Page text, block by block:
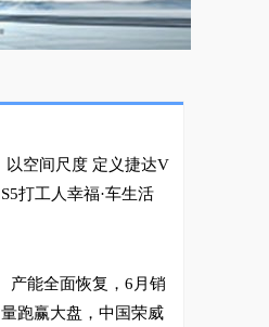
以空间尺度 定义捷达V
S5打工人幸福·车生活
产能全面恢复，6月销
量跑赢大盘，中国荣威